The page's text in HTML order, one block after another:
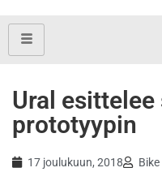
Ural esittelee
prototyypin
17 joulukuun, 2018 Bike